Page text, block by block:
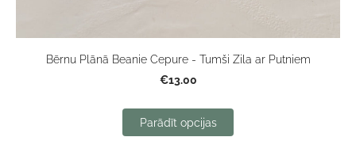
Bērnu Plānā Beanie Cepure - Tumši Zila ar Putniem
€13.00
Parādīt opcijas